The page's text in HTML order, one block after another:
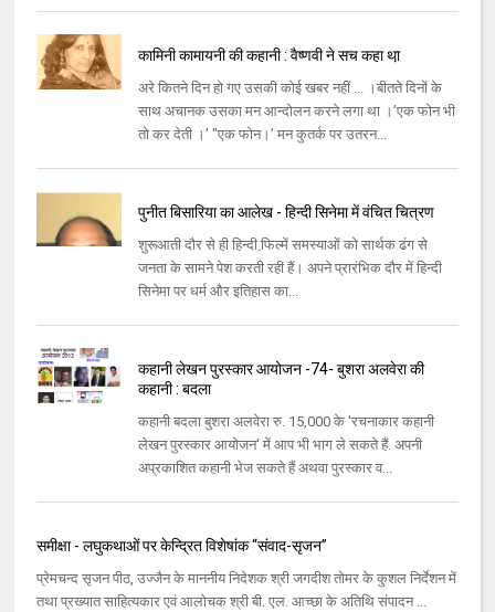
कामिनी कामायनी की कहानी : वैष्णवी ने सच कहा था़
अरे कितने दिन हो गए उसकी कोई खबर नहीं ... ।बीतते दिनों के
साथ अचानक उसका मन आन्दोलन करने लगा था ।’एक फोन भी
तो कर देती ।’ "एक फोन।’ मन कुतर्क पर उतरन...
पुनीत बिसारिया का आलेख - हिन्दी सिनेमा में वंचित चित्रण
शुरूआती दौर से ही हिन्दी फि़ल्में समस्याओं को सार्थक ढंग से
जनता के सामने पेश करती रही हैं। अपने प्रारंभिक दौर में हिन्दी
सिनेमा पर धर्म और इतिहास का...
कहानी लेखन पुरस्कार आयोजन -74- बुशरा अलवेरा की
कहानी : बदला
कहानी बदला बुशरा अलवेरा रु. 15,000 के 'रचनाकार कहानी
लेखन पुरस्कार आयोजन' में आप भी भाग ले सकते हैं. अपनी
अप्रकाशित कहानी भेज सकते हैं अथवा पुरस्कार व...
समीक्षा - लघुकथाओं पर केन्द्रित विशेषांक “संवाद-सृजन”
प्रेमचन्द सृजन पीठ, उज्जैन के माननीय निदेशक श्री जगदीश तोमर के कुशल निर्देशन में
तथा प्रख्यात साहित्यकार एवं आलोचक श्री बी. एल. आच्छा के अतिथि संपादन ...